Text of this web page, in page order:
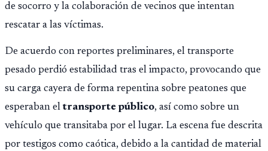
de socorro y la colaboración de vecinos que intentan
rescatar a las víctimas.
De acuerdo con reportes preliminares, el transporte
pesado perdió estabilidad tras el impacto, provocando que
su carga cayera de forma repentina sobre peatones que
esperaban eltransporte público, así como sobre un
vehículo que transitaba por el lugar. La escena fue descrita
por testigos como caótica, debido a la cantidad de material